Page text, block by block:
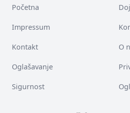
Početna
Impressum
Kontakt O
Oglašavanje
Sigurnost